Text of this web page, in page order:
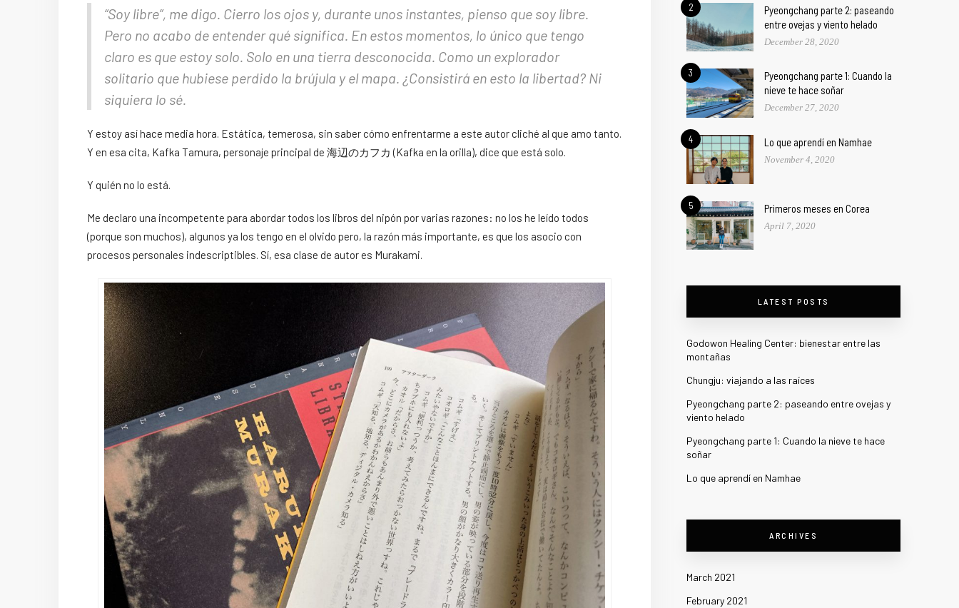
“Soy libre”, me digo. Cierro los ojos y, durante unos instantes, pienso que soy libre.
Pero no acabo de entender qué significa. En estos momentos, lo único que tengo
claro es que estoy solo. Solo en una tierra desconocida. Como un explorador
solitario que hubiese perdido la brújula y el mapa. ¿Consistirá en esto la libertad? Ni
siquiera lo sé.
Y estoy así hace media hora. Estática, temerosa, sin saber cómo enfrentarme a este autor cliché al que amo tanto.
Y en esa cita, Kafka Tamura, personaje principal de 海辺のカフカ (Kafka en la orilla), dice que está solo.
Y quién no lo está.
Me declaro una incompetente para abordar todos los libros del nipón por varias razones: no los he leído todos
(porque son muchos), algunos ya los tengo en el olvido pero, la razón más importante, es que los asocio con
procesos personales indescriptibles. Sí, esa clase de autor es Murakami.
2
Pyeongchang parte 2: paseando
entre ovejas y viento helado
December 28, 2020
3
Pyeongchang parte 1: Cuando la
nieve te hace soñar
December 27, 2020
4 Lo que aprendí en Namhae
November 4, 2020
5 Primeros meses en Corea
April 7, 2020
LATEST POSTS
Godowon Healing Center: bienestar entre las
montañas
Chungju: viajando a las raíces
Pyeongchang parte 2: paseando entre ovejas y
viento helado
Pyeongchang parte 1: Cuando la nieve te hace
soñar
Lo que aprendí en Namhae
ARCHIVES
March 2021
February 2021